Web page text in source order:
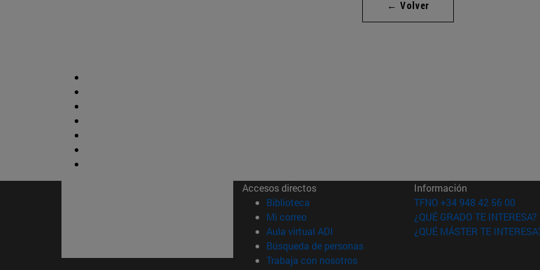
← Volver
Accesos directos
Biblioteca (abre en nueva ventana)
Mi correo(abre en nueva ventana)
Aula virtual ADI (abre en nueva ventana)
Búsqueda de personas(abre en nueva ventana)
Trabaja con nosotros(abre en nueva ventana)
Información
TFNO +34 948 42 56 00
¿QUÉ GRADO TE INTERESA?
¿QUÉ MÁSTER TE